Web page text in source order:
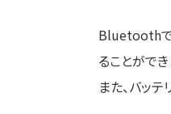
Bluetoothで
ることができ
また、バッ